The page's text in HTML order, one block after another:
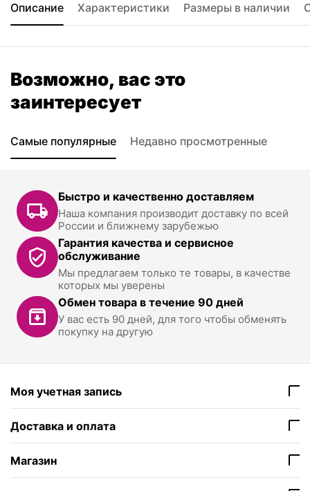
Описание Характеристики Размеры в наличии
Возможно, вас это
заинтересует
Самые популярные Недавно просмотренные
Быстро и качественно доставляем
Наша компания производит доставку по всей
России и ближнему зарубежью
Гарантия качества и сервисное
обслуживание
Мы предлагаем только те товары, в качестве
которых мы уверены
Обмен товара в течение 90 дней
У вас есть 90 дней, для того чтобы обменять
покупку на другую
Моя учетная запись
Доставка и оплата
Магазин